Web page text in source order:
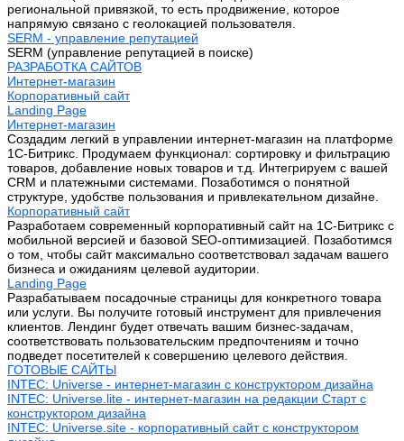
региональной привязкой, то есть продвижение, которое
напрямую связано с геолокацией пользователя.
SERM - управление репутацией
SERM (управление репутацией в поиске)
РАЗРАБОТКА САЙТОВ
Интернет-магазин
Корпоративный сайт
Landing Page
Интернет-магазин
Создадим легкий в управлении интернет-магазин на платформе
1С-Битрикс. Продумаем функционал: сортировку и фильтрацию
товаров, добавление новых товаров и т.д. Интегрируем с вашей
CRM и платежными системами. Позаботимся о понятной
структуре, удобстве пользования и привлекательном дизайне.
Корпоративный сайт
Разработаем современный корпоративный сайт на 1С-Битрикс с
мобильной версией и базовой SEO-оптимизацией. Позаботимся
о том, чтобы сайт максимально соответствовал задачам вашего
бизнеса и ожиданиям целевой аудитории.
Landing Page
Разрабатываем посадочные страницы для конкретного товара
или услуги. Вы получите готовый инструмент для привлечения
клиентов. Лендинг будет отвечать вашим бизнес-задачам,
соответствовать пользовательским предпочтениям и точно
подведет посетителей к совершению целевого действия.
ГОТОВЫЕ САЙТЫ
INTEC: Universe - интернет-магазин с конструктором дизайна
INTEC: Universe.lite - интернет-магазин на редакции Старт с
конструктором дизайна
INTEC: Universe.site - корпоративный сайт с конструктором